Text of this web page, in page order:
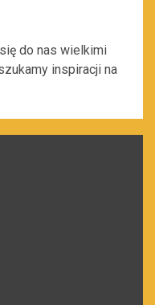
do nas wielkimi
inspiracji na